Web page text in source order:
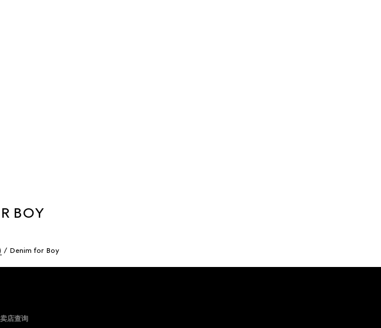
BOY
Denim for Boy
店查询